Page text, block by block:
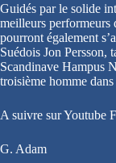
Guidés par le solide
meilleurs performeurs
pourront également
Suédois Jon Persson,
Scandinave Hampus
troisième homme dans
A suivre sur Youtube
G. Adam